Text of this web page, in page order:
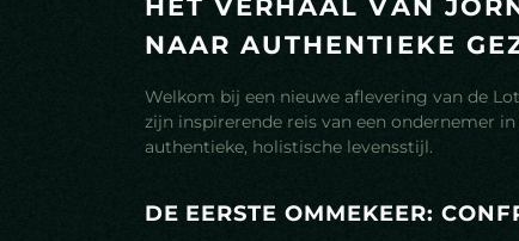
HET VERHAAL VAN JOR
NAAR AUTHENTI EKE GE
Welkom bij een nieuwe aflevering van de
zijn inspirerende reis van een ondernemer
authentieke, holistische levensstijl.
DE EERSTE OMMEKEER: CONF